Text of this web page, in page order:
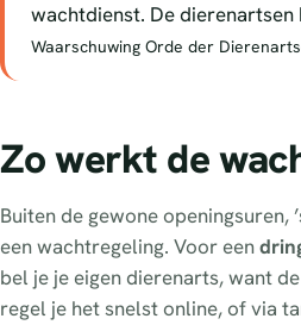
wachtdienst. De
Waarschuwing Orde der
Zo werkt de
Buiten de gewone openingsuren,
een wachtregeling. Voor een
bel je je eigen dierenarts, want
regel je het snelst online, of via